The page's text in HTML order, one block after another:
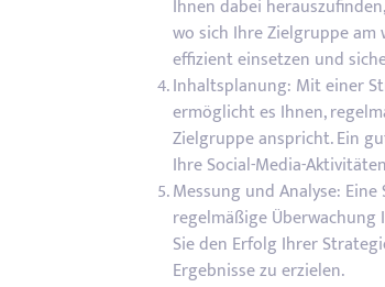
Ihnen dabei
wo sich Ihre Zielgruppe am
effizient einsetzen und
Inhaltsplanung: Mit einer
ermöglicht es Ihnen,
Zielgruppe anspricht. Ein
Ihre Social-Media-
Messung und Analyse:
regelmäßige Überwachung
Sie den Erfolg Ihrer
Ergebnisse zu erzielen.